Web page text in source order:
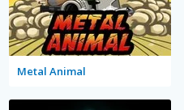
Metal Animal